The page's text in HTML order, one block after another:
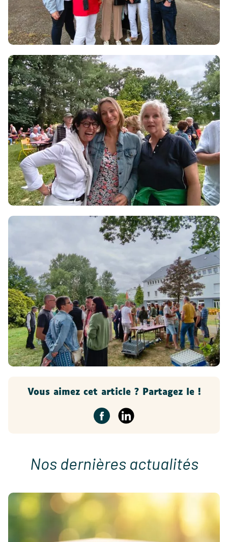
Vous aimez cet article ? Partagez le !
Nos dernières actualités